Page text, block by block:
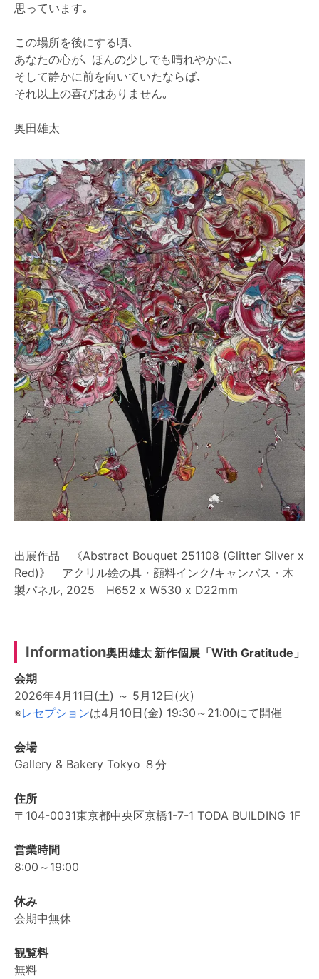
思っています｡
この場所を後にする頃､
あなたの心が､ ほんの少しでも晴れやかに､
そして静かに前を向いていたならば､
それ以上の喜びはありません｡
奥田雄太
出展作品 《Abstract Bouquet 251108 (Glitter Silver x
Red)》 アクリル絵の具・顔料インク/キャンバス・木
製パネル, 2025 H652 x W530 x D22mm
Information奥田雄太 新作個展「With Gratitude」
会期
2026年4月11日(土) ～ 5月12日(火)
※レセプションは4月10日(金) 19:30～21:00にて開催
会場
Gallery & Bakery Tokyo ８分
住所
〒104-0031東京都中央区京橋1-7-1 TODA BUILDING 1F
営業時間
8:00～19:00
休み
会期中無休
観覧料
無料